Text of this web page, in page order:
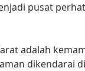
pusat
adalah
dikendarai